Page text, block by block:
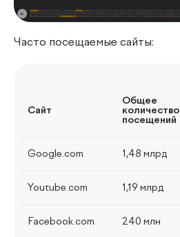
Часто посещаемые сайты:
Сайт
Общее
количество
посещений
Google.com 1,48 млрд
Youtube.com 1,19 млрд
Facebook.com 240 млн